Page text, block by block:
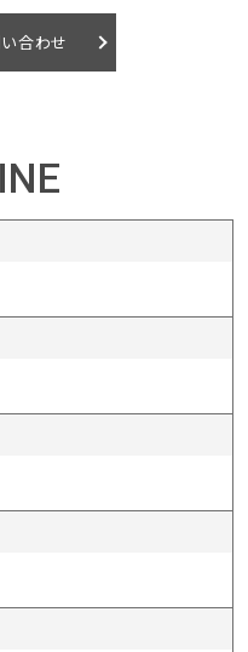
合わせ